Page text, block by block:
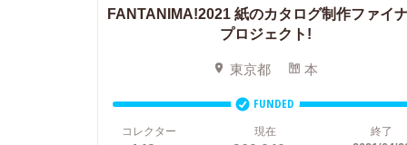
FANTANIMA!2021紙のカタログ制作ファイ
プロジェクト!
東京都 本
FUNDED
コレクター
現在 終了